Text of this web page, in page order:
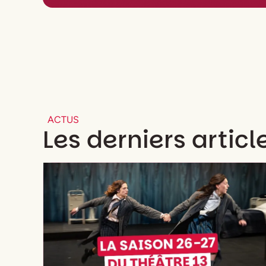
ACTUS
Les derniers